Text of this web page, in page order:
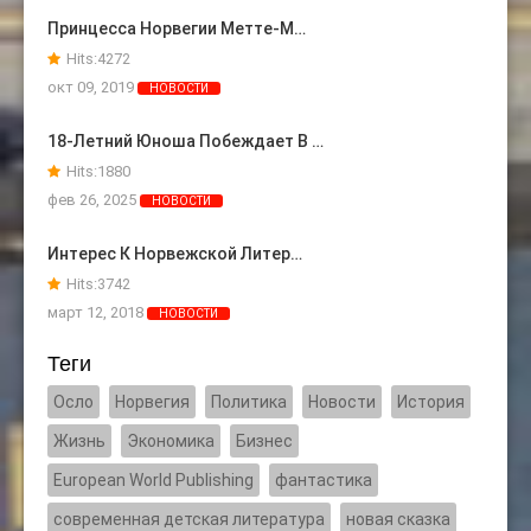
Принцесса Норвегии Метте-М…
Hits:4272
окт 09, 2019
НОВОСТИ
18-Летний Юноша Побеждает В …
Hits:1880
фев 26, 2025
НОВОСТИ
Интерес К Норвежской Литер…
Hits:3742
март 12, 2018
НОВОСТИ
Теги
Осло Норвегия Политика Новости История
Жизнь Экономика Бизнес
European World Publishing фантастика
современная детская литература новая сказка